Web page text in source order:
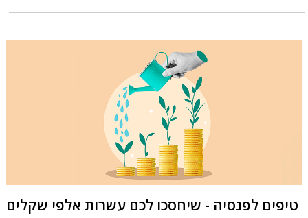
טיפים לפנסיה - שיחסכו לכם עשרות אלפי שקלים